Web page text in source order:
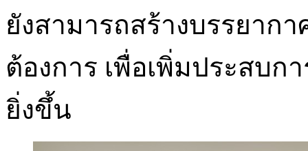
ยังสามารถสร้างบรรยาก
ต้องการ เพื่อเพิ่มประสบ
ยิ่งขึ้น